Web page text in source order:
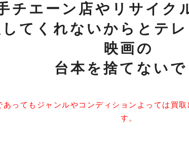
チエーン店やリサイク
してくれないからとテレ
映画の
台本を捨てないで
ってもジャンルやコンディションよっては買取
す。